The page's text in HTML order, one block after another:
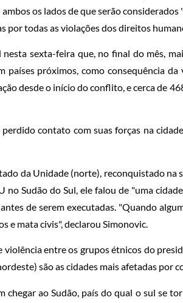
os lados de que serão considerados
por todas as violações dos direitos
sexta-feira que, no final do mês,
países próximos, como consequência
desde o início do conflito, e cerca de
contato com suas forças na
da Unidade (norte), reconquistado na
Sudão do Sul, ele falou de "uma
de serem executadas. "Quando
e mata civis", declarou Simonovic.
entre os grupos étnicos do
são as cidades mais afetadas por
ao Sudão, país do qual o sul se